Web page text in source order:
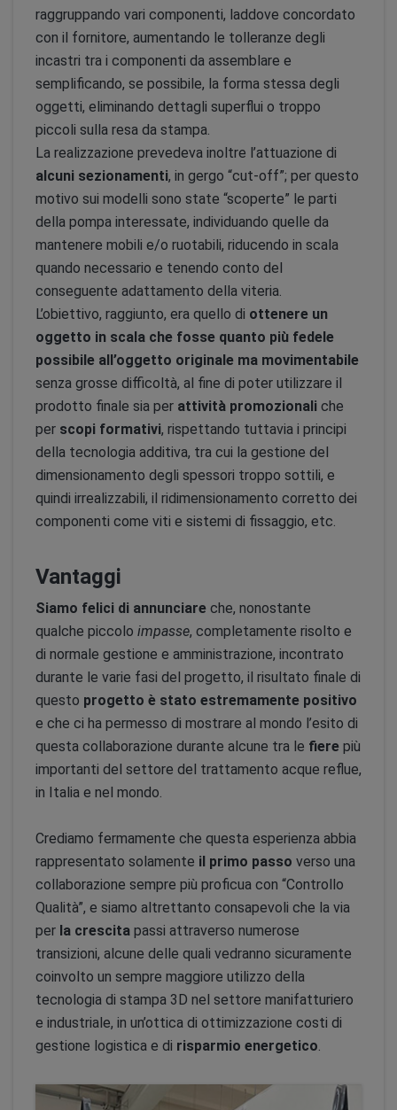
raggruppando vari componenti, laddove concordato
con il fornitore, aumentando le tolleranze degli
incastri tra i componenti da assemblare e
semplificando, se possibile, la forma stessa degli
oggetti, eliminando dettagli superflui o troppo
piccoli sulla resa da stampa.
La realizzazione prevedeva inoltre l’attuazione di
alcuni sezionamenti, in gergo “cut-off”; per questo
motivo sui modelli sono state “scoperte” le parti
della pompa interessate, individuando quelle da
mantenere mobili e/o ruotabili, riducendo in scala
quando necessario e tenendo conto del
conseguente adattamento della viteria.
L’obiettivo, raggiunto, era quello di ottenere un
oggetto in scala che fosse quanto più fedele
possibile all’oggetto originale ma movimentabile
senza grosse difficoltà, al fine di poter utilizzare il
prodotto finale sia per attività promozionali che
per scopi formativi, rispettando tuttavia i principi
della tecnologia additiva, tra cui la gestione del
dimensionamento degli spessori troppo sottili, e
quindi irrealizzabili, il ridimensionamento corretto dei
componenti come viti e sistemi di fissaggio, etc.
Vantaggi
Siamo felici di annunciare che, nonostante
qualche piccolo impasse, completamente risolto e
di normale gestione e amministrazione, incontrato
durante le varie fasi del progetto, il risultato finale di
questo progetto è stato estremamente positivo
e che ci ha permesso di mostrare al mondo l’esito di
questa collaborazione durante alcune tra le fiere più
importanti del settore del trattamento acque reflue,
in Italia e nel mondo.
Crediamo fermamente che questa esperienza abbia
rappresentato solamente il primo passo verso una
collaborazione sempre più proficua con “Controllo
Qualità”, e siamo altrettanto consapevoli che la via
per la crescita passi attraverso numerose
transizioni, alcune delle quali vedranno sicuramente
coinvolto un sempre maggiore utilizzo della
tecnologia di stampa 3D nel settore manifatturiero
e industriale, in un’ottica di ottimizzazione costi di
gestione logistica e di risparmio energetico.